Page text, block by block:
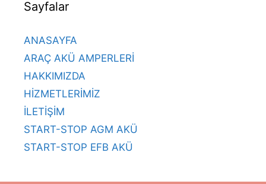
Sayfalar
ANASAYFA
ARAÇ AKÜ AMPERLERİ
HAKKIMIZDA
HİZMETLERİMİZ
İLETİŞİM
START-STOP AGM AKÜ
START-STOP EFB AKÜ